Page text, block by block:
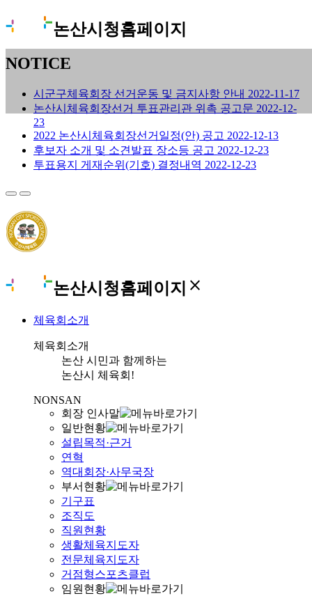
논산시청홈페이지
NOTICE
시군구체육회장 선거운동 및 금지사항 안내 2022-11-17
논산시체육회장선거 투표관리관 위촉 공고문 2022-12-
23
2022 논산시체육회장선거일정(안) 공고 2022-12-13
후보자 소개 및 소견발표 장소등 공고 2022-12-23
투표용지 게재순위(기호) 결정내역 2022-12-23
논산시청홈페이지 close
체육회소개
체육회소개
논산 시민과 함께하는
논산시 체육회!
NONSAN
회장 인사말
일반현황
설립목적·근거
연혁
역대회장·사무국장
부서현황
기구표
조직도
직원현황
생활체육지도자
전문체육지도자
거점형스포츠클럽
임원현황